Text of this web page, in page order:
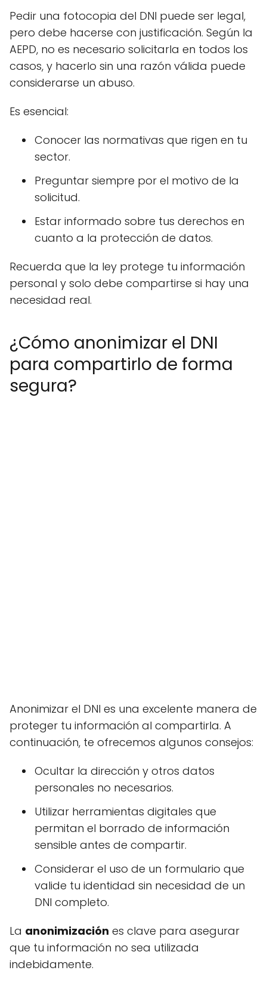
Pedir una fotocopia del DNI puede ser legal,
pero debe hacerse con justificación. Según la
AEPD, no es necesario solicitarla en todos los
casos, y hacerlo sin una razón válida puede
considerarse un abuso.
Es esencial:
Conocer las normativas que rigen en tu
sector.
Preguntar siempre por el motivo de la
solicitud.
Estar informado sobre tus derechos en
cuanto a la protección de datos.
Recuerda que la ley protege tu información
personal y solo debe compartirse si hay una
necesidad real.
¿Cómo anonimizar el DNI
para compartirlo de forma
segura?
Anonimizar el DNI es una excelente manera de
proteger tu información al compartirla. A
continuación, te ofrecemos algunos consejos:
Ocultar la dirección y otros datos
personales no necesarios.
Utilizar herramientas digitales que
permitan el borrado de información
sensible antes de compartir.
Considerar el uso de un formulario que
valide tu identidad sin necesidad de un
DNI completo.
La anonimización es clave para asegurar
que tu información no sea utilizada
indebidamente.